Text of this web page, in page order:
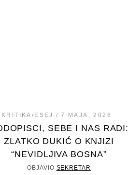
KRITIKA/ESEJ 7 MAJA, 2026
SEBE I NAS RADI:
ZLATKO DUKIĆ O KNJIZI
“NEVIDLJIVA BOSNA”
OBJAVIO SEKRETAR